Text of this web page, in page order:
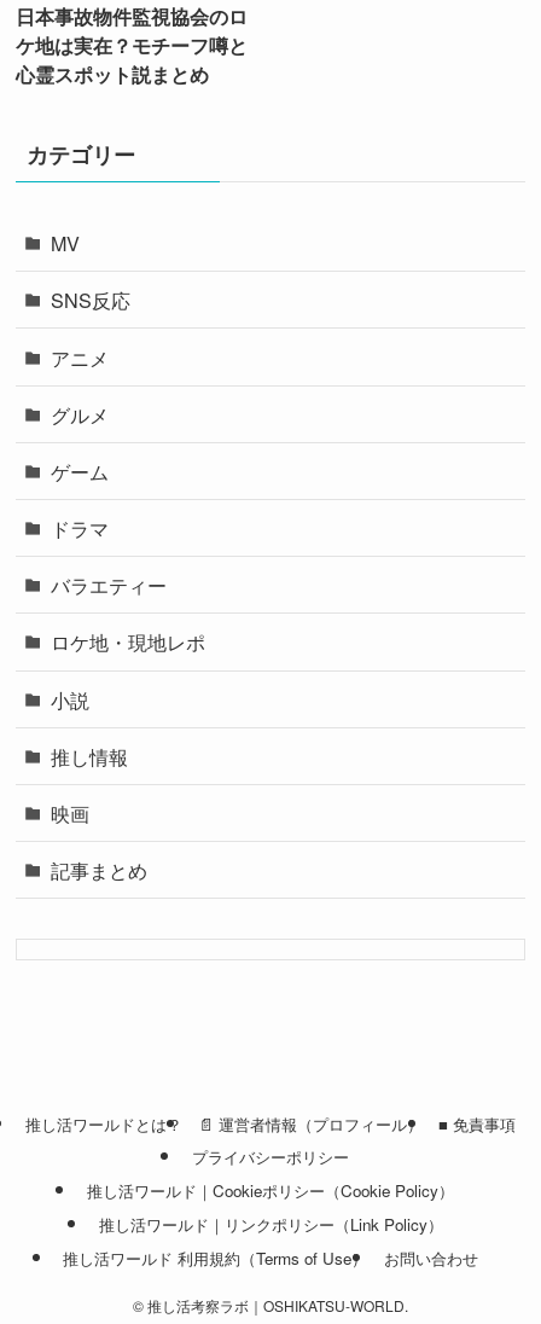
日本事故物件監視協会のロ
ケ地は実在？モチーフ噂と
心霊スポット説まとめ
カテゴリー
MV
SNS反応
アニメ
グルメ
ゲーム
ドラマ
バラエティー
ロケ地・現地レポ
小説
推し情報
映画
記事まとめ
推し活ワールドとは？ 📄 運営者情報（プロフィール）
■ 免責事項
プライバシーポリシー
推し活ワールド｜Cookieポリシー（Cookie Policy）
推し活ワールド｜リンクポリシー（Link Policy）
推し活ワールド 利用規約（Terms of Use）
お問い合わせ
©推し活考察ラボ｜OSHIKATSU-WORLD.